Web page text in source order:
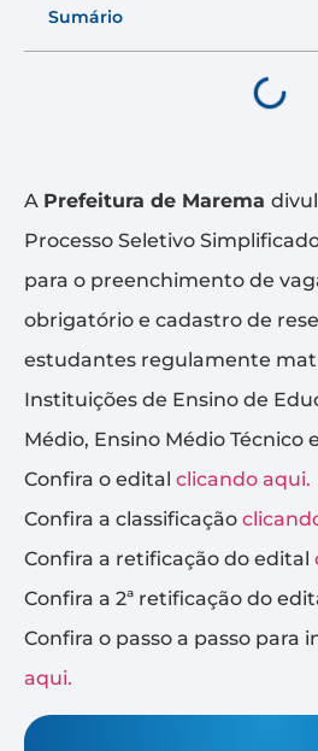
Sumário
A Prefeitura de Marema
Processo Seletivo
para o preenchimento de
obrigatório e cadastro de
estudantes regulamente
Instituições de Ensino de
Médio, Ensino Médio Técnico
Confira o edital clicando aqui.
Confira a classificação
Confira a retificação do edital
Confira a 2ª retificação do
Confira o passo a passo para
aqui.